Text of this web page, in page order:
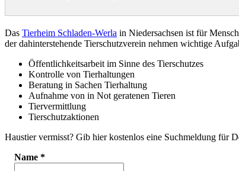
Das Tierheim Schladen-Werla in Niedersachsen ist für
der dahinterstehende Tierschutzverein nehmen wichtige
Öffentlichkeitsarbeit im Sinne des Tierschutzes
Kontrolle von Tierhaltungen
Beratung in Sachen Tierhaltung
Aufnahme von in Not geratenen Tieren
Tiervermittlung
Tierschutzaktionen
Haustier vermisst? Gib hier kostenlos eine Suchmeldung für
Name *